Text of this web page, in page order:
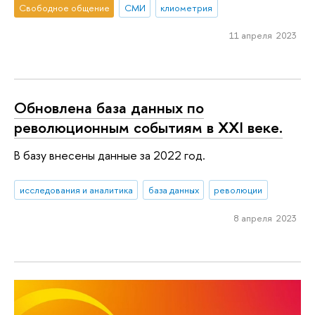
Свободное общение СМИ клиометрия
11 апреля 2023
Обновлена база данных по
революционным событиям в XXI веке.
В базу внесены данные за 2022 год.
исследования и аналитика база данных революции
8 апреля 2023